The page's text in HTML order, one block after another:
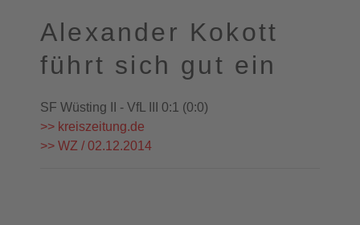
Alexander Kokott
führt sich gut ein
SF Wüsting II - VfL III 0:1 (0:0)
>> kreiszeitung.de
>> WZ / 02.12.2014